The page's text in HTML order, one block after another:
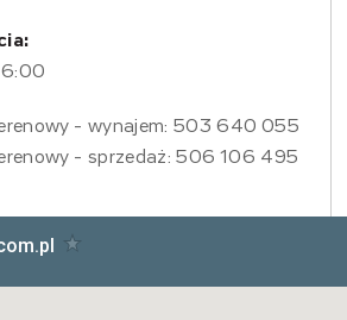
- wynajem: 503 640 055
- sprzedaż: 506 106 495